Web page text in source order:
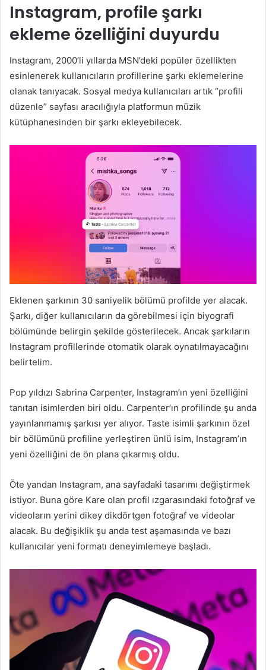
Instagram, profile şarkı
ekleme özelliğini duyurdu
Instagram, 2000’li yıllarda MSN’deki popüler özellikten
esinlenerek kullanıcıların profillerine şarkı eklemelerine
olanak tanıyacak. Sosyal medya kullanıcıları artık “profili
düzenle” sayfası aracılığıyla platformun müzik
kütüphanesinden bir şarkı ekleyebilecek.
Eklenen şarkının 30 saniyelik bölümü profilde yer alacak.
Şarkı, diğer kullanıcıların da görebilmesi için biyografi
bölümünde belirgin şekilde gösterilecek. Ancak şarkıların
Instagram profillerinde otomatik olarak oynatılmayacağını
belirtelim.
Pop yıldızı Sabrina Carpenter, Instagram’ın yeni özelliğini
tanıtan isimlerden biri oldu. Carpenter’ın profilinde şu anda
yayınlanmamış şarkısı yer alıyor. Taste isimli şarkının özel
bir bölümünü profiline yerleştiren ünlü isim, Instagram’ın
yeni özelliğini de ön plana çıkarmış oldu.
Öte yandan Instagram, ana sayfadaki tasarımı değiştirmek
istiyor. Buna göre Kare olan profil ızgarasındaki fotoğraf ve
videoların yerini dikey dikdörtgen fotoğraf ve videolar
alacak. Bu değişiklik şu anda test aşamasında ve bazı
kullanıcılar yeni formatı deneyimlemeye başladı.